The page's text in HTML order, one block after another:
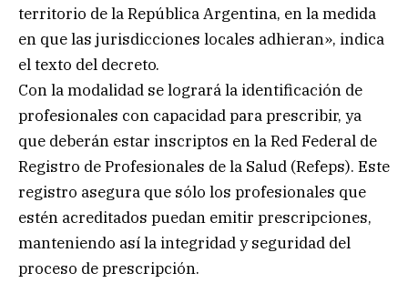
territorio de la República Argentina, en la medida
en que las jurisdicciones locales adhieran», indica
el texto del decreto.
Con la modalidad se logrará la identificación de
profesionales con capacidad para prescribir, ya
que deberán estar inscriptos en la Red Federal de
Registro de Profesionales de la Salud (Refeps). Este
registro asegura que sólo los profesionales que
estén acreditados puedan emitir prescripciones,
manteniendo así la integridad y seguridad del
proceso de prescripción.